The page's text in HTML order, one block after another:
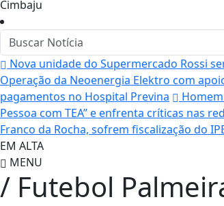
Cimbaju
Nova unidade do Supermercado Rossi
Operação da Neoenergia Elektro com
pagamentos no Hospital Previna
Pessoa com TEA” e enfrenta críticas nas
Franco da Rocha, sofrem fiscalização do
EM ALTA
MENU
/ Futebol